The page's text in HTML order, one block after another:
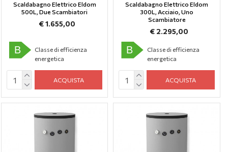
Scaldabagno Elettrico Eldom
500L, Due Scambiatori
€ 1.655,00
B
Classe di efficienza
energetica
ACQUISTA
Scaldabagno Elettrico Eldom
300L, Аcciaio, Uno
Scambiatore
€ 2.295,00
B
Classe di efficienza
energetica
ACQUISTA